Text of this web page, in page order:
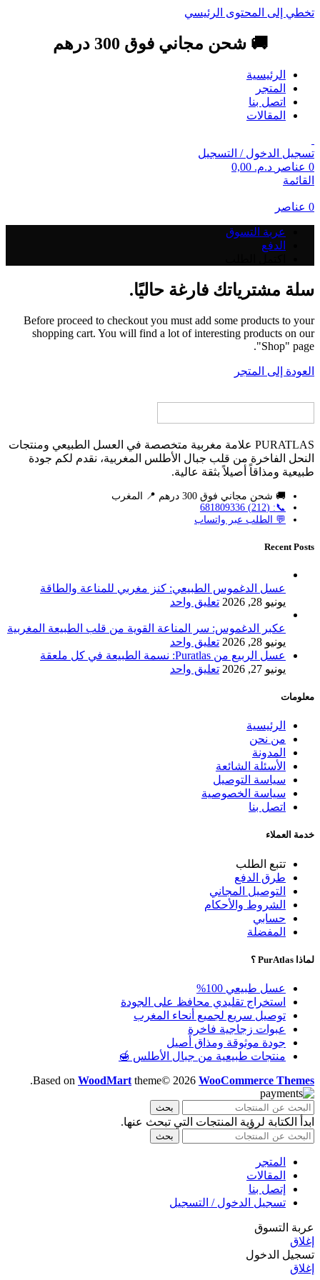
تخطي إلى المحتوى الرئيسي
🚚 شحن مجاني فوق 300 درهم
الرئيسية
المتجر
اتصل بنا
المقالات
تسجيل الدخول / التسجيل
0 عناصر د.م.
القائمة
0 عناصر
عربة التسوق
الدفع
سلة مشترياتك فارغة حاليًا.
Before proceed to checkout you must add some products to your
shopping cart. You will find a lot of interesting products on our
"Shop" page.
العودة إلى المتجر
PURATLAS علامة مغربية متخصصة في العسل الطبيعي ومنتجات
النحل الفاخرة من قلب جبال الأطلس المغربية، نقدم لكم جودة
طبيعية ومذاقاً أصيلاً بثقة عالية.
🚚 شحن مجاني فوق 300 درهم 📍 المغرب
📞: (212) 681809336
💬 الطلب عبر واتساب
Recent Posts
عسل الدغموس الطبيعي: كنز مغربي للمناعة والطاقة
يونيو 28, 2026
تعليق واحد
عكبر الدغموس: سر المناعة القوية من قلب الطبيعة المغربية
يونيو 28, 2026
تعليق واحد
عسل الربيع من Puratlas: نسمة الطبيعة في كل ملعقة
يونيو 27, 2026
تعليق واحد
معلومات
الرئيسية
من نحن
المدونة
الأسئلة الشائعة
سياسة التوصيل
سياسة الخصوصية
اتصل بنا
خدمة العملاء
تتبع الطلب
طرق الدفع
التوصيل المجاني
الشروط والأحكام
حسابي
المفضلة
لماذا PurAtlas ؟
عسل طبيعي 100%
استخراج تقليدي محافظ على الجودة
توصيل سريع لجميع أنحاء المغرب
عبوات زجاجية فاخرة
جودة موثوقة ومذاق أصيل
منتجات طبيعية من جبال الأطلس 🍯
Based on WoodMart theme© 2026 WooCommerce Themes
.
بحث
ابدأ الكتابة لرؤية المنتجات التي تبحث عنها.
بحث
المتجر
المقالات
إتصل بنا
تسجيل الدخول / التسجيل
عربة التسوق
إغلاق
تسجيل الدخول
إغلاق